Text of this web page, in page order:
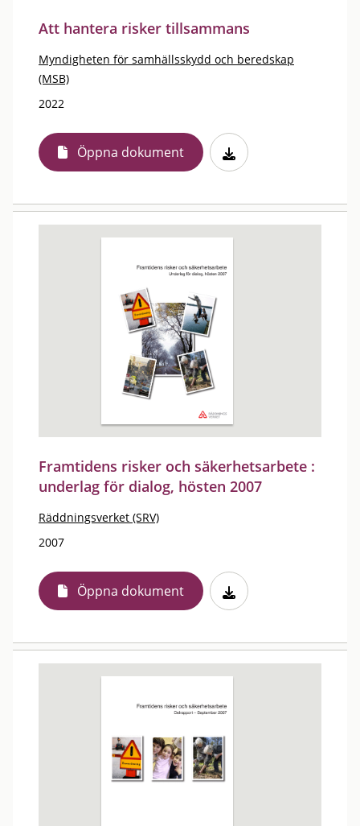
Att hantera risker tillsammans
Myndigheten för samhällsskydd och beredskap
(MSB)
2022
Öppna dokument
Framtidens risker och säkerhetsarbete :
underlag för dialog, hösten 2007
Räddningsverket (SRV)
2007
Öppna dokument